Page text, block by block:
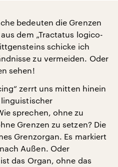
bedeuten die Grenzen
dem „Tractatus logico-
schicke ich
zu vermeiden. Oder
sehen!
zerrt uns mitten hinein
sprechen, ohne zu
Grenzen zu setzen? Die
Grenzorgan. Es markiert
Außen. Oder
das Organ, ohne das